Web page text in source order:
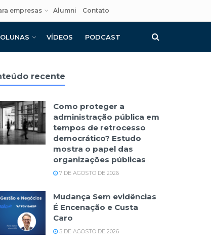
empresas Alumni Contato
VÍDEOS PODCAST
recente
Como proteger a
administração pública em
tempos de retrocesso
democrático? Estudo
mostra o papel das
organizações públicas
7 DE AGOSTO DE 2026
Mudança Sem evidências
É Encenação e Custa
Caro
5 DE AGOSTO DE 2026